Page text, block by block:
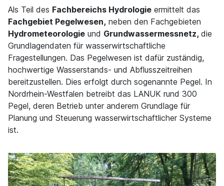
Als Teil des Fachbereichs Hydrologie ermittelt das
Fachgebiet Pegelwesen, neben den Fachgebieten
Hydrometeorologie und Grundwassermessnetz, die
Grundlagendaten für wasserwirtschaftliche
Fragestellungen. Das Pegelwesen ist dafür zuständig,
hochwertige Wasserstands- und Abflusszeitreihen
bereitzustellen. Dies erfolgt durch sogenannte Pegel. In
Nordrhein-Westfalen betreibt das LANUK rund 300
Pegel, deren Betrieb unter anderem Grundlage für
Planung und Steuerung wasserwirtschaftlicher Systeme
ist.